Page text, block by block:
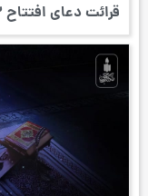
قرائت دعای افتتاح 3با صوت زیبا